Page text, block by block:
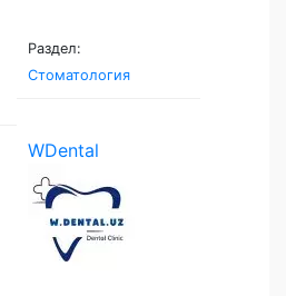
Раздел:
Стоматология
WDental